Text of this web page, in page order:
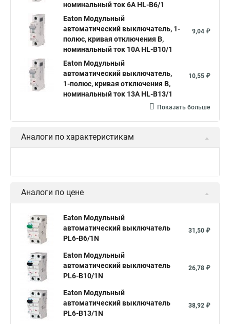
номинальный ток 6А HL-B6/1
Eaton Модульный
автоматический выключатель, 1-
полюс, кривая отключения B,
номинальный ток 10А HL-B10/1
9,04 ₽
Eaton Модульный
автоматический выключатель,
1-полюс, кривая отключения B,
номинальный ток 13А HL-B13/1
10,55 ₽
Показать больше
Аналоги по характеристикам
Аналоги по цене
Eaton Модульный
автоматический выключатель
PL6-B6/1N
31,50 ₽
Eaton Модульный
автоматический выключатель
PL6-B10/1N
26,78 ₽
Eaton Модульный
автоматический выключатель
PL6-B13/1N
38,92 ₽